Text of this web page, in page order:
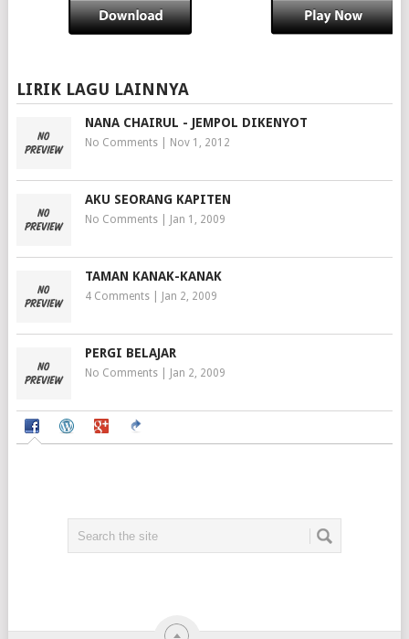
LIRIK LAGU LAINNYA
NANA CHAIRUL - JEMPOL DIKENYOT
No Comments| Nov 1, 2012
AKU SEORANG KAPITEN
No Comments| Jan 1, 2009
TAMAN KANAK-KANAK
4 Comments| Jan 2, 2009
PERGI BELAJAR
No Comments| Jan 2, 2009